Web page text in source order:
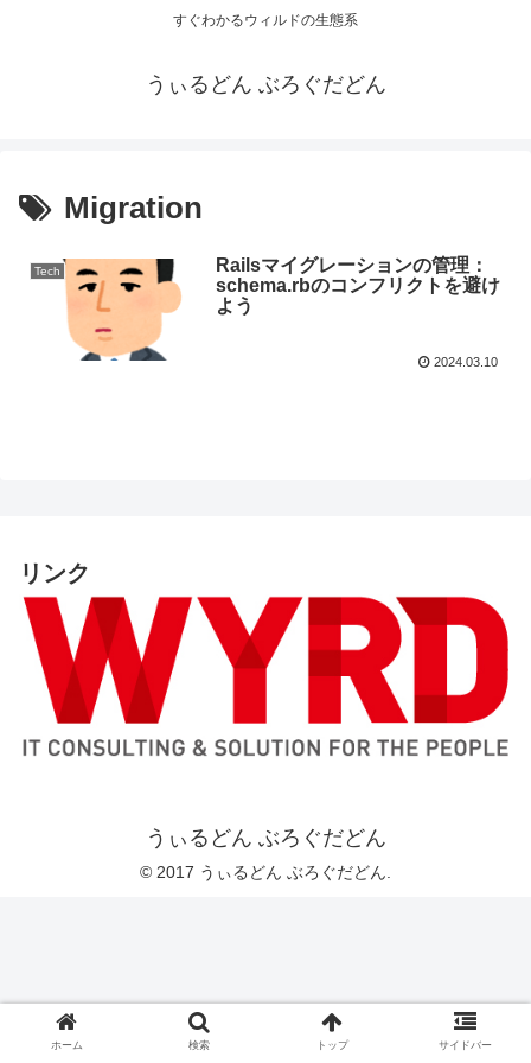
すぐわかるウィルドの生態系
うぃるどん ぶろぐだどん
Migration
Tech
Railsマイグレーションの管理：
schema.rbのコンフリクトを避け
よう
2024.03.10
リンク
うぃるどん ぶろぐだどん
© 2017 うぃるどん ぶろぐだどん.
ホーム 検索 トップ サイドバー